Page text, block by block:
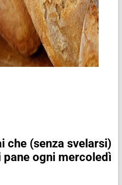
che (senza svelarsi)
ogni mercoledì